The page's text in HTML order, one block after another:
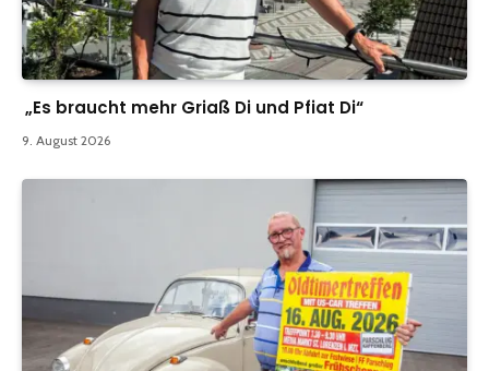
„Es braucht mehr Griaß Di und Pfiat Di“
9. August 2026